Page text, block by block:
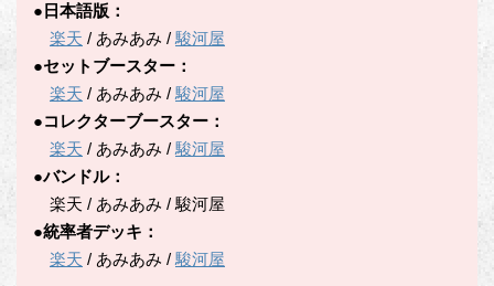
●日本語版：
楽天 / あみあみ /駿河屋
●セットブースター：
楽天 / あみあみ /駿河屋
●コレクターブースター：
楽天 / あみあみ /駿河屋
●バンドル：
楽天 / あみあみ / 駿河屋
●統率者デッキ：
楽天 / あみあみ /駿河屋